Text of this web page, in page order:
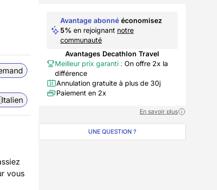
Italien
vous
Avantage abonné économisez
5% en rejoignant notre
communauté
Avantages Decathlon Travel
Meilleur prix garanti : On offre 2x la
différence
Annulation gratuite à plus de 30j
Paiement en 2x
En savoir plus
UNE QUESTION ?